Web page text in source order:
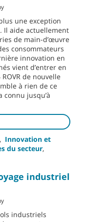
une exception
Il aide actuellement
de main-d’œuvre
consommateurs
innovation en
vient d’entrer en
de nouvelle
à rien de ce
jusqu’à
, Innovation et
du secteur,
industriel
industriels